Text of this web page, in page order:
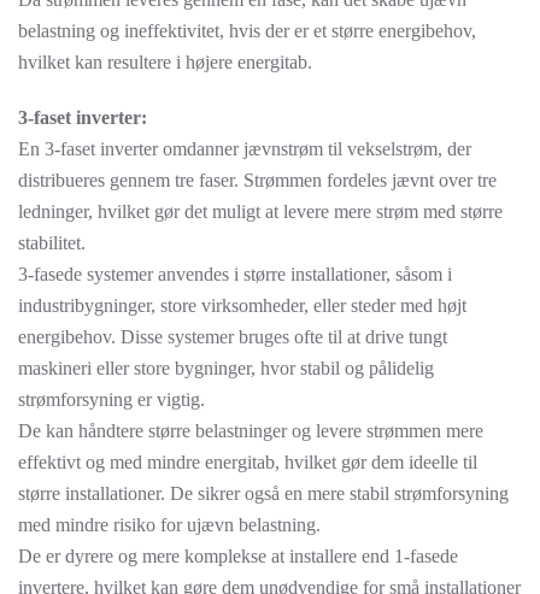
belastning og ineffektivitet, hvis der er et større energibehov,
hvilket kan resultere i højere energitab.
3-faset inverter:
En 3-faset inverter omdanner jævnstrøm til vekselstrøm, der
distribueres gennem tre faser. Strømmen fordeles jævnt over tre
ledninger, hvilket gør det muligt at levere mere strøm med større
stabilitet.
3-fasede systemer anvendes i større installationer, såsom i
industribygninger, store virksomheder, eller steder med højt
energibehov. Disse systemer bruges ofte til at drive tungt
maskineri eller store bygninger, hvor stabil og pålidelig
strømforsyning er vigtig.
De kan håndtere større belastninger og levere strømmen mere
effektivt og med mindre energitab, hvilket gør dem ideelle til
større installationer. De sikrer også en mere stabil strømforsyning
med mindre risiko for ujævn belastning.
De er dyrere og mere komplekse at installere end 1-fasede
invertere, hvilket kan gøre dem unødvendige for små installationer